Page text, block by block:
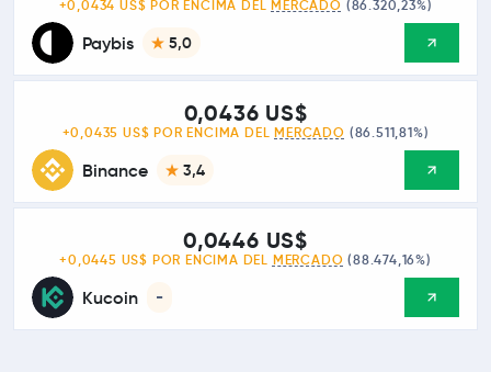
Paybis 5,0
+0,0434 US$ POR ENCIMA DEL MERCADO (86.320,23%)
Binance 3,4
0,0436 US$
+0,0435 US$ POR ENCIMA DEL MERCADO (86.511,81%)
Kucoin -
0,0446 US$
+0,0445 US$ POR ENCIMA DEL MERCADO (88.474,16%)